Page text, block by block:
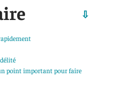
point important pour faire